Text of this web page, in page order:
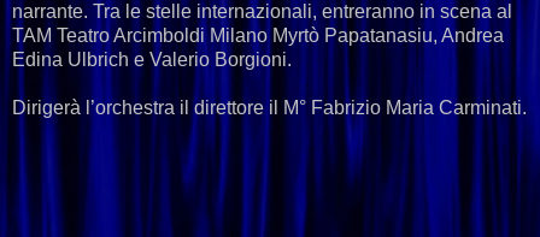
narrante. Tra le stelle internazionali, entreranno in scena al
TAM Teatro Arcimboldi Milano Myrtò Papatanasiu, Andrea
Edina Ulbrich e Valerio Borgioni.
Dirigerà l’orchestra il direttore il M° Fabrizio Maria Carminati.